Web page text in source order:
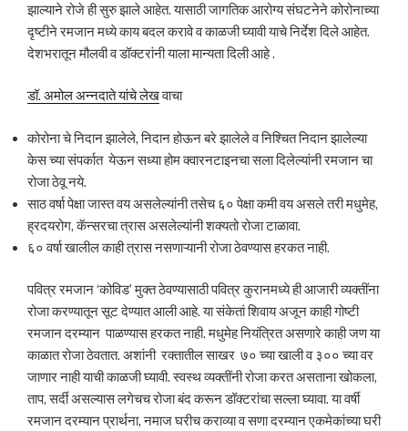
झाल्याने रोजे ही सुरु झाले आहेत. यासाठी जागतिक आरोग्य संघटनेने कोरोनाच्या
दृष्टीने रमजान मध्ये काय बदल करावे व काळजी घ्यावी याचे निर्देश दिले आहेत.
देशभरातून मौलवी व डॉक्टरांनी याला मान्यता दिली आहे .
डॉ. अमोल अन्नदाते यांचे लेखवाचा
कोरोना चे निदान झालेले, निदान होऊन बरे झालेले व निश्चित निदान झालेल्या
केस च्या संपर्कात येऊन सध्या होम क्वारनटाइनचा सला दिलेल्यांनी रमजान चा
रोजा ठेवू नये.
साठ वर्षा पेक्षा जास्त वय असलेल्यांनी तसेच ६० पेक्षा कमी वय असले तरी मधुमेह,
ह्रदयरोग, कॅन्सरचा त्रास असलेल्यांनी शक्यतो रोजा टाळावा.
६० वर्षा खालील काही त्रास नसणाऱ्यानी रोजा ठेवण्यास हरकत नाही.
पवित्र रमजान ‘कोविड’ मुक्त ठेवण्यासाठी पवित्र कुरानमध्ये ही आजारी व्यक्तींना
रोजा करण्यातून सूट देण्यात आली आहे. या संकेतां शिवाय अजून काही गोष्टी
रमजान दरम्यान पाळण्यास हरकत नाही. मधुमेह नियंत्रित असणारे काही जण या
काळात रोजा ठेवतात. अशांनी रक्तातील साखर ७० च्या खाली व ३०० च्या वर
जाणार नाही याची काळजी घ्यावी. स्वस्थ व्यक्तींनी रोजा करत असताना खोकला,
ताप, सर्दी असल्यास लगेचच रोजा बंद करून डॉक्टरांचा सल्ला घ्यावा. या वर्षी
रमजान दरम्यान प्रार्थना, नमाज घरीच कराव्या व सणा दरम्यान एकमेकांच्या घरी